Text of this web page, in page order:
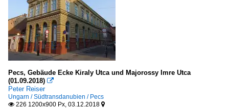
Pecs, Gebäude Ecke Kiraly Utca und Majorossy Imre Utca
(01.09.2018) 
Peter Reiser
Ungarn / Südtransdanubien / Pecs
 226 1200x900 Px, 03.12.2018 